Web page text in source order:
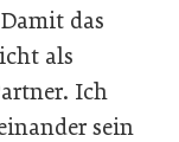
das
als
Ich
sein